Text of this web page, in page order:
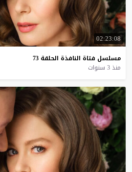
02:23:08
مسلسل فتاة النافذة الحلقة 73
منذ 3 سنوات